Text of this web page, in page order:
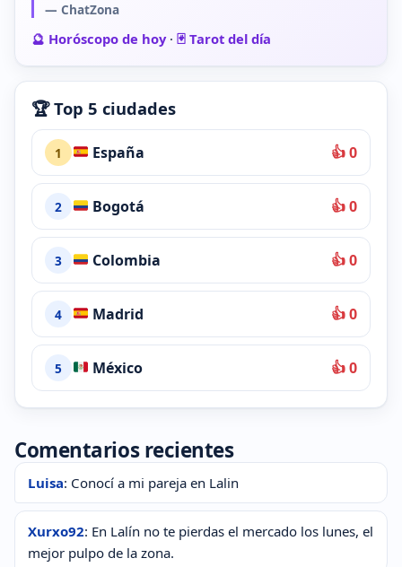
— ChatZona
🔮 Horóscopo de hoy· 🃏 Tarot del día
🏆 Top 5 ciudades
1 España 👍 0
2 Bogotá 👍 0
3 Colombia 👍 0
4 Madrid 👍 0
5 México 👍 0
Comentarios recientes
Luisa: Conocí a mi pareja en Lalin
Xurxo92: En Lalín no te pierdas el mercado los lunes, el
mejor pulpo de la zona.